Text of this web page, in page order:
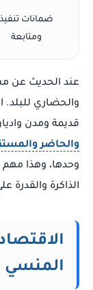
ضمانات تنفيذ
ومتابعة
عند الحديث عن
والحضاري
قديمة ومدن
والحاضر
وحدها، وهذا
الذاكرة والقدرة
المنسي